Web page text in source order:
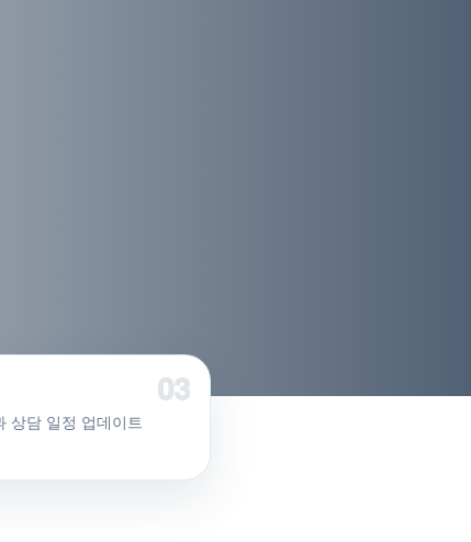
상담 일정 업데이트